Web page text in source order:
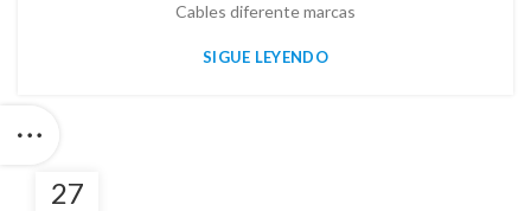
Cables diferente marcas
SIGUE LEYENDO
27